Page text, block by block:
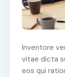
Inventore
vitae dicta
eos qui